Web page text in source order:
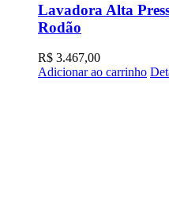
Lavadora Alta
Rodão
R$ 3.467,00
Adicionar ao carrinho